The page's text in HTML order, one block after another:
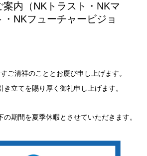
案内（NKトラスト・NKマ
NKフューチャービジョ
ご清祥のこととお慶び申し上げます。
き立てを賜り厚く御礼申し上げます。
期間を夏季休暇とさせていただきます。